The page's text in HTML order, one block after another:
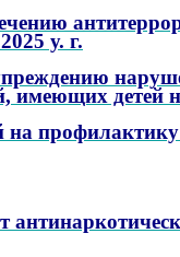
у. г.
имеющих детей
профилактику